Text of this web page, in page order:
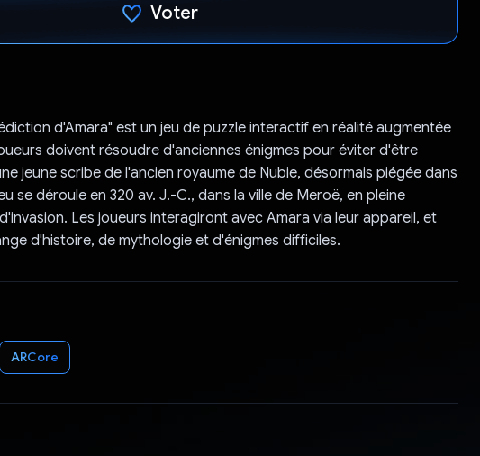
Voter
d'Amara" est un jeu de puzzle interactif en réalité augmentée
doivent résoudre d'anciennes énigmes pour éviter d'être
jeune scribe de l'ancien royaume de Nubie, désormais piégée dans
se déroule en 320 av. J.-C., dans la ville de Meroë, en pleine
Les joueurs interagiront avec Amara via leur appareil, et
d'histoire, de mythologie et d'énigmes difficiles.
ARCore